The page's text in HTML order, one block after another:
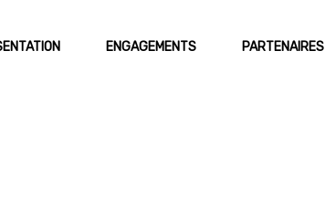
ENGAGEMENTS PARTENAIRES